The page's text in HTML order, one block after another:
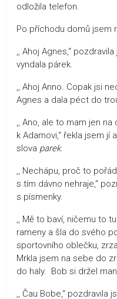
odložila telefon.
Po příchodu domů jsem
,, Ahoj Agnes,“
vyndala párek.
,, Ahoj Anno. Copak jsi
Agnes a dala péct do
,, Ano, ale to mam jen
k Adamovi,“ řekla jsem jí
slova parek.
,, Nechápu, proč to
s tím dávno nehraje,“
s písmenky.
,, Mě to baví, ničemu to
rameny a šla do svého
sportovního oblečku,
Mrkla jsem na sebe do
do haly. Bob si držel
,, Čau Bobe,“ pozdravila